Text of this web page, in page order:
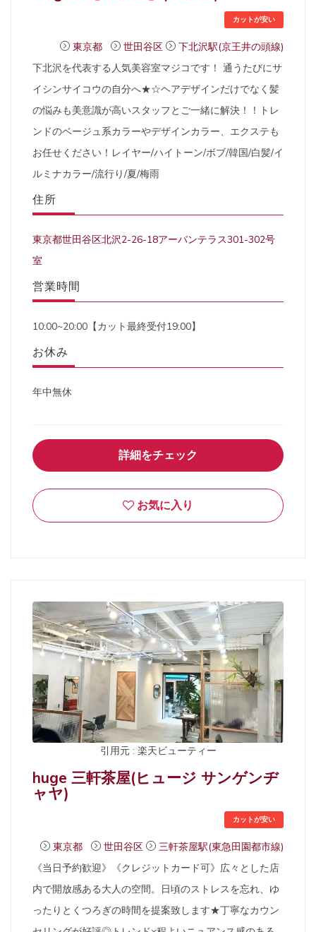
カットが安い
東京都 世田谷区
下北沢駅(京王井の頭線)
下北沢を代表する人気美容室マジコです！ 通うたびにサ
イシンサイコウの自分へ★☆ヘアデザインだけでなく髪
の悩みも美意識が高いスタッフとご一緒に解決！！トレ
ンドのベージュ系カラーやデザインカラー、エクステも
お任せください！レイヤー/ハイトーン/ボブ/韓国/白髪/イ
ルミナカラー/流行り/夏/梅雨
住所
東京都世田谷区北沢2-26-18アーバンテラス301-302号
室
営業時間
10:00~20:00【カット最終受付19:00】
お休み
年中無休
詳細をチェック
お気に入り
引用元 : 楽天ビューティー
huge 三軒茶屋(ヒュージ サンゲンヂ
ャヤ)
カットが安い
東京都 世田谷区
三軒茶屋駅(東急田園都市線)
《当日予約歓迎》《クレジットカード可》広々とした店
内で開放感ある大人の空間。日頃のストレスを忘れ、ゆ
ったりとくつろぎの時間を提案致します★丁寧なカウン